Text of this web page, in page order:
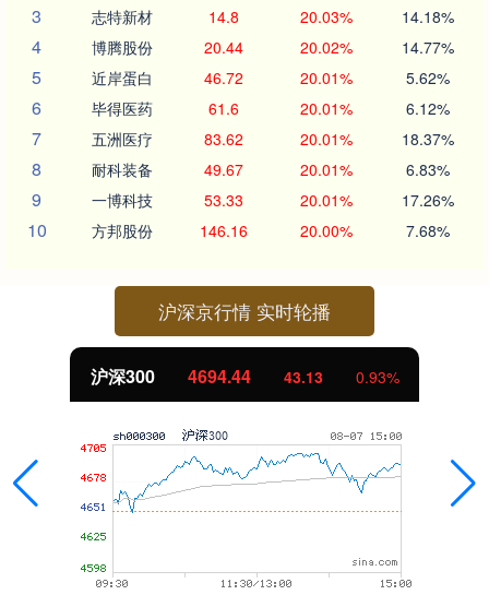
3 志特新材 14.8 20.03% 14.18%
4 博腾股份 20.44 20.02% 14.77%
5 近岸蛋白 46.72 20.01% 5.62%
6 毕得医药 61.6 20.01% 6.12%
7 五洲医疗 83.62 20.01% 18.37%
8 耐科装备 49.67 20.01% 6.83%
9 一博科技 53.33 20.01% 17.26%
10 方邦股份 146.16 20.00% 7.68%
沪深京行情 实时轮播
沪深300 4694.44 43.13 0.93%